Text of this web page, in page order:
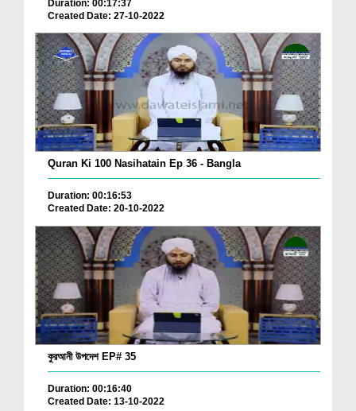
Duration: 00:17:37
Created Date: 27-10-2022
Quran Ki 100 Nasihatain Ep 36 - Bangla
Duration: 00:16:53
Created Date: 20-10-2022
কুরআনী উপদেশ EP# 35
Duration: 00:16:40
Created Date: 13-10-2022